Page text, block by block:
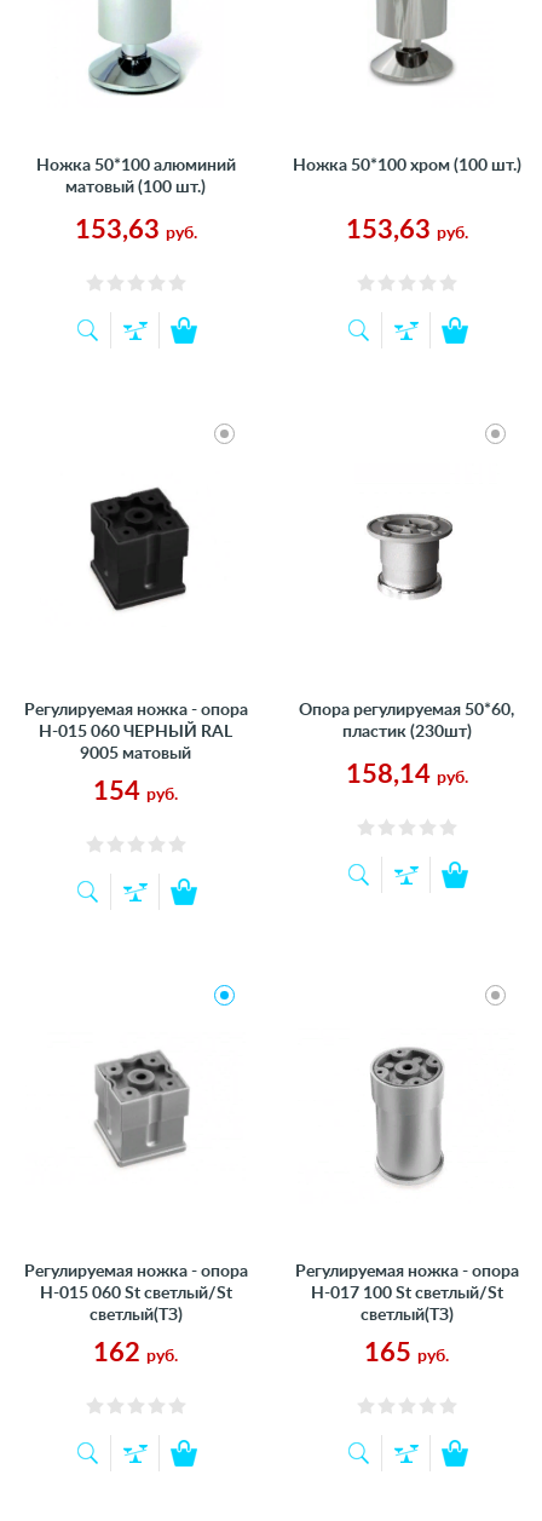
Ножка 50*100 алюминий
матовый (100 шт.)
153,63 руб.
Ножка 50*100 хром (100 шт.)
153,63 руб.
Регулируемая ножка - опора
Н-015 060 ЧЕРНЫЙ RAL
9005 матовый
154 руб.
Опора регулируемая 50*60,
пластик (230шт)
158,14 руб.
Регулируемая ножка - опора
Н-015 060 St светлый/St
светлый(ТЗ)
162 руб.
Регулируемая ножка - опора
Н-017 100 St светлый/St
светлый(ТЗ)
165 руб.